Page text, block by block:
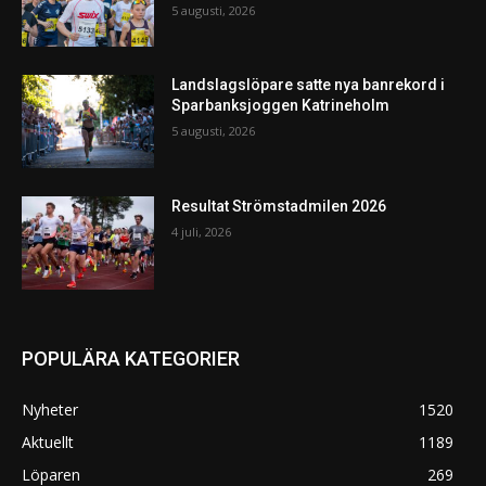
5 augusti, 2026
Landslagslöpare satte nya banrekord i
Sparbanksjoggen Katrineholm
5 augusti, 2026
Resultat Strömstadmilen 2026
4 juli, 2026
POPULÄRA KATEGORIER
Nyheter
1520
Aktuellt
1189
Löparen
269